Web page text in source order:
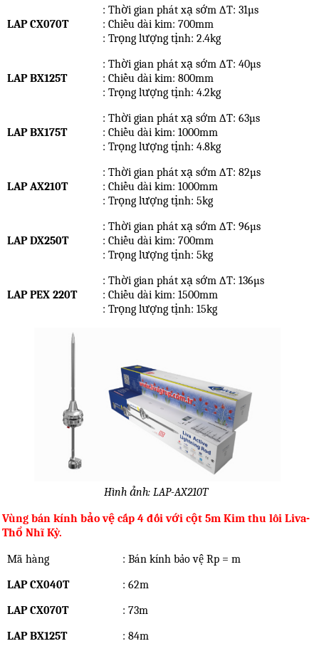
LAP CX070T
: Thời gian phát xạ sớm ∆T: 31µs
: Chiều dài kim: 700mm
: Trọng lượng tịnh: 2.4kg
LAP BX125T
: Thời gian phát xạ sớm ∆T: 40µs
: Chiều dài kim: 800mm
: Trọng lượng tịnh: 4.2kg
LAP BX175T
: Thời gian phát xạ sớm ∆T: 63µs
: Chiều dài kim: 1000mm
: Trọng lượng tịnh: 4.8kg
LAP AX210T
: Thời gian phát xạ sớm ∆T: 82µs
: Chiều dài kim: 1000mm
: Trọng lượng tịnh: 5kg
LAP DX250T
: Thời gian phát xạ sớm ∆T: 96µs
: Chiều dài kim: 700mm
: Trọng lượng tịnh: 5kg
LAP PEX 220T
: Thời gian phát xạ sớm ∆T: 136µs
: Chiều dài kim: 1500mm
: Trọng lượng tịnh: 15kg
Hình ảnh: LAP-AX210T
Vùng bán kính bảo vệ cấp 4 đối với cột 5m Kim thu lôi Liva-
Thổ Nhĩ Kỳ.
Mã hàng
: Bán kính bảo vệ Rp = m
LAP CX040T
: 62m
LAP CX070T
: 73m
LAP BX125T
: 84m